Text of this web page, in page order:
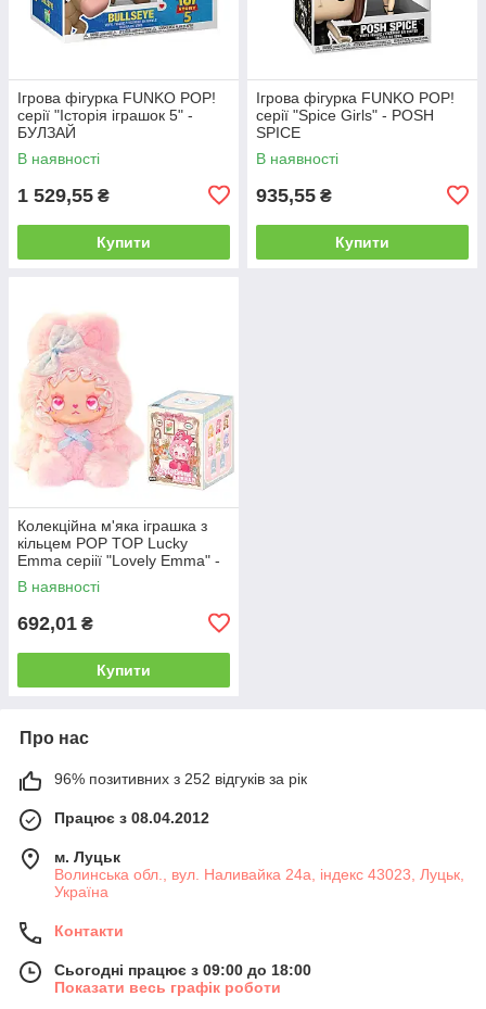
Ігрова фігурка FUNKO POP!
серії "Історія іграшок 5" -
БУЛЗАЙ
В наявності
1 529,55 ₴
Купити
Ігрова фігурка FUNKO POP!
серії "Spice Girls" - POSH
SPICE
В наявності
935,55 ₴
Купити
Колекційна м'яка іграшка з
кільцем POP TOP Lucky
Emma серіії "Lovely Emma" -
ЗАЙЧЕНЯТА(дисп., в ас.)
В наявності
692,01 ₴
Купити
Про нас
96% позитивних з 252 відгуків за рік
Працює з 08.04.2012
м. Луцьк
Волинська обл., вул. Наливайка 24а, індекс 43023, Луцьк,
Україна
Контакти
Сьогодні працює з 09:00 до 18:00
Показати весь графік роботи